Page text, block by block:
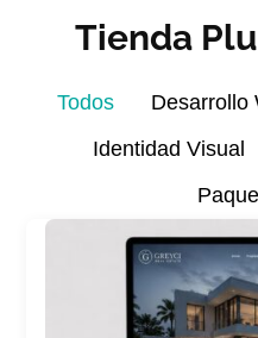
Tienda
Desarrollo
Identidad Visual
Todos